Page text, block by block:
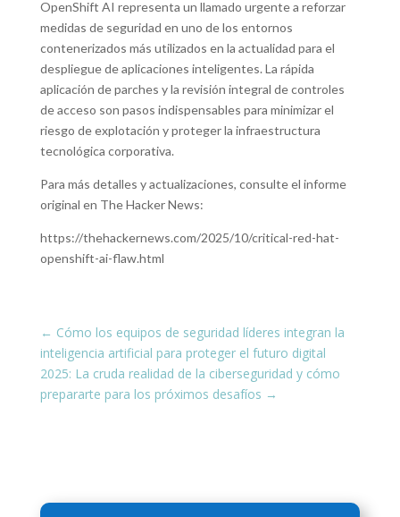
OpenShift AI representa un llamado urgente a reforzar
medidas de seguridad en uno de los entornos
contenerizados más utilizados en la actualidad para el
despliegue de aplicaciones inteligentes. La rápida
aplicación de parches y la revisión integral de controles
de acceso son pasos indispensables para minimizar el
riesgo de explotación y proteger la infraestructura
tecnológica corporativa.
Para más detalles y actualizaciones, consulte el informe
original en The Hacker News:
https://thehackernews.com/2025/10/critical-red-hat-
openshift-ai-flaw.html
← Cómo los equipos de seguridad líderes integran la
inteligencia artificial para proteger el futuro digital
2025: La cruda realidad de la ciberseguridad y cómo
prepararte para los próximos desafíos →